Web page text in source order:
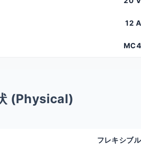
12 A
MC4
(Physical)
フレキシブル